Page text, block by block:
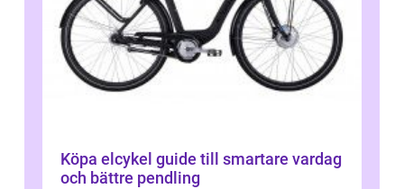
Köpa elcykel guide till smartare vardag
och bättre pendling